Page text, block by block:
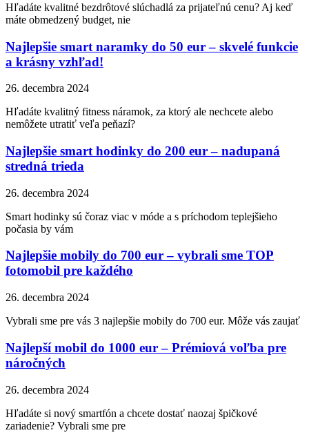
Hľadáte kvalitné bezdrôtové slúchadlá za prijateľnú cenu? Aj keď
máte obmedzený budget, nie
Najlepšie smart naramky do 50 eur – skvelé funkcie
a krásny vzhľad!
26. decembra 2024
Hľadáte kvalitný fitness náramok, za ktorý ale nechcete alebo
nemôžete utratiť veľa peňazí?
Najlepšie smart hodinky do 200 eur – nadupaná
stredná trieda
26. decembra 2024
Smart hodinky sú čoraz viac v móde a s príchodom teplejšieho
počasia by vám
Najlepšie mobily do 700 eur – vybrali sme TOP
fotomobil pre každého
26. decembra 2024
Vybrali sme pre vás 3 najlepšie mobily do 700 eur. Môže vás zaujať
Najlepší mobil do 1000 eur – Prémiová voľba pre
náročných
26. decembra 2024
Hľadáte si nový smartfón a chcete dostať naozaj špičkové
zariadenie? Vybrali sme pre